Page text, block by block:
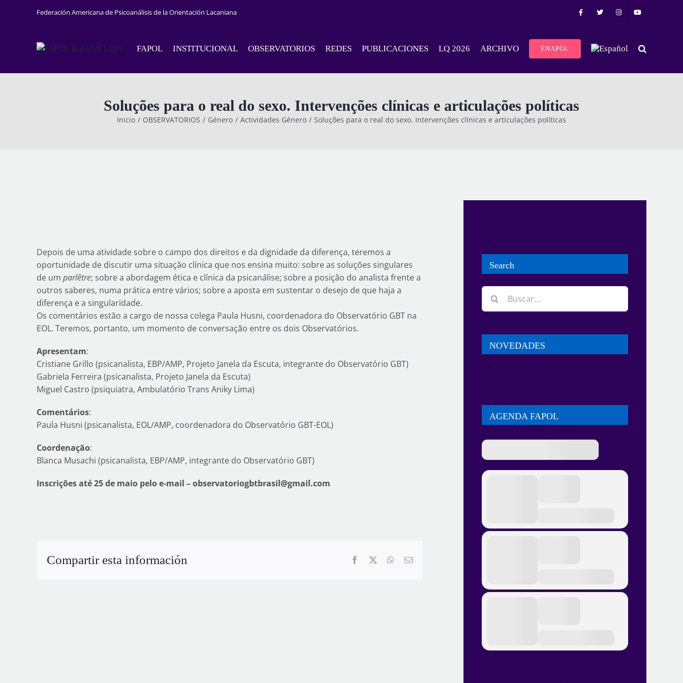
Federación Americana de Psicoanálisis de la Orientación Lacaniana
FAPOL INSTITUCIONAL OBSERVATORIOS REDES PUBLICACIONES LQ 2026 ARCHIVO ENAPOL
Soluções para o real do sexo. Intervenções clínicas e articulações políticas
Inicio OBSERVATORIOS Género Actividades Género Soluções para o real do sexo. Intervenções clínicas e articulações políticas
Depois de uma atividade sobre o campo dos direitos e da dignidade da diferença, teremos a
oportunidade de discutir uma situação clínica que nos ensina muito: sobre as soluções singulares
de um parlêtre; sobre a abordagem ética e clínica da psicanálise; sobre a posição do analista frente a
outros saberes, numa prática entre vários; sobre a aposta em sustentar o desejo de que haja a
diferença e a singularidade.
Os comentários estão a cargo de nossa colega Paula Husni, coordenadora do Observatório GBT na
EOL. Teremos, portanto, um momento de conversação entre os dois Observatórios.
Apresentam:
Cristiane Grillo (psicanalista, EBP/AMP, Projeto Janela da Escuta, integrante do Observatório GBT)
Gabriela Ferreira (psicanalista, Projeto Janela da Escuta)
Miguel Castro (psiquiatra, Ambulatório Trans Aniky Lima)
Comentários:
Paula Husni (psicanalista, EOL/AMP, coordenadora do Observatório GBT-EOL)
Coordenação:
Blanca Musachi (psicanalista, EBP/AMP, integrante do Observatório GBT)
Inscrições até 25 de maio pelo e-mail – observatoriogbtbrasil@gmail.com
Compartir esta información Facebook WhatsApp
Correo
Search
Buscar:
NOVEDADES
AGENDA FAPOL